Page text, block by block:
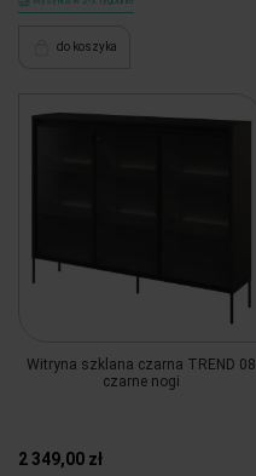
do koszyka
Witryna szklana czarna TREND 08
czarne nogi
2 349,00 zł